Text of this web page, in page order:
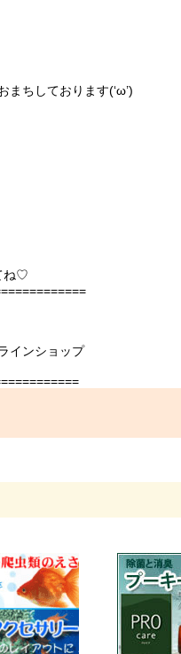
まちしております(‘ω’)
ね♡
インショップ